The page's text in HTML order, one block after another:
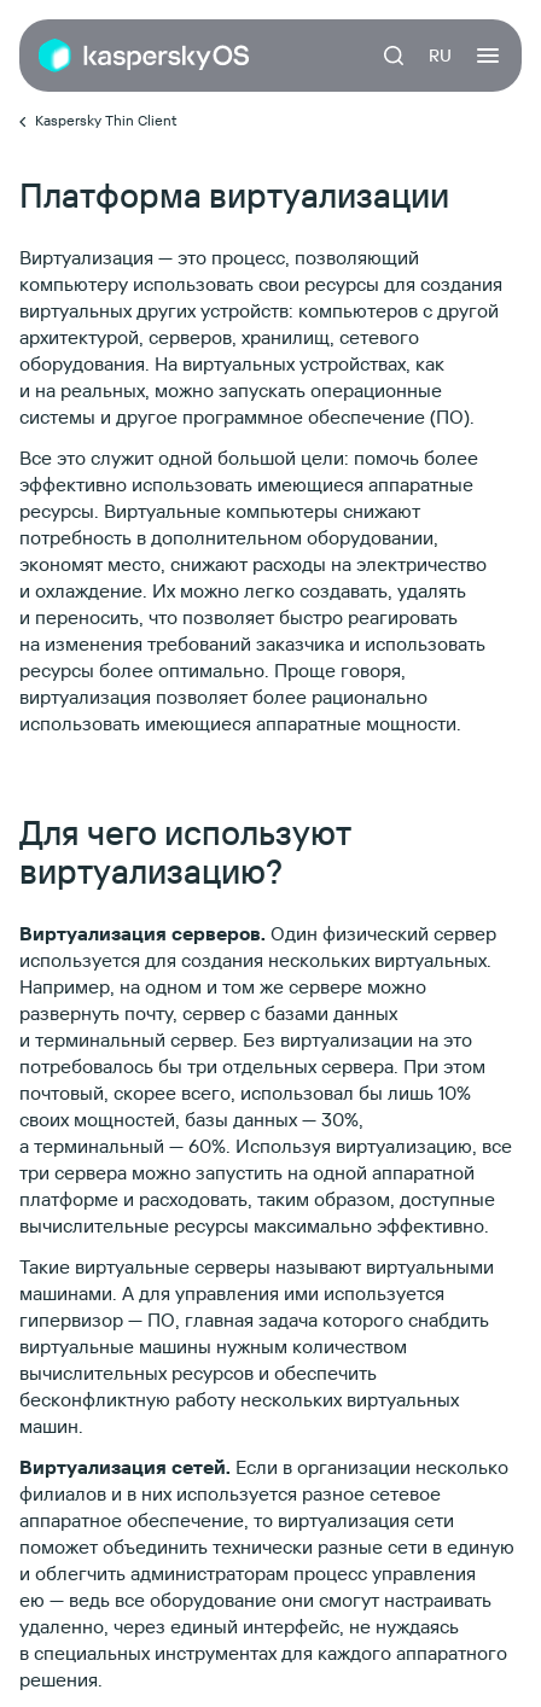
RU
Kaspersky Thin Client
Платформа виртуализации
Виртуализация — это процесс, позволяющий
компьютеру использовать свои ресурсы для создания
виртуальных других устройств: компьютеров с другой
архитектурой, серверов, хранилищ, сетевого
оборудования. На виртуальных устройствах, как
и на реальных, можно запускать операционные
системы и другое программное обеспечение (ПО).
Все это служит одной большой цели: помочь более
эффективно использовать имеющиеся аппаратные
ресурсы. Виртуальные компьютеры снижают
потребность в дополнительном оборудовании,
экономят место, снижают расходы на электричество
и охлаждение. Их можно легко создавать, удалять
и переносить, что позволяет быстро реагировать
на изменения требований заказчика и использовать
ресурсы более оптимально. Проще говоря,
виртуализация позволяет более рационально
использовать имеющиеся аппаратные мощности.
Для чего используют
виртуализацию?
Виртуализация серверов. Один физический сервер
используется для создания нескольких виртуальных.
Например, на одном и том же сервере можно
развернуть почту, сервер с базами данных
и терминальный сервер. Без виртуализации на это
потребовалось бы три отдельных сервера. При этом
почтовый, скорее всего, использовал бы лишь 10%
своих мощностей, базы данных — 30%,
а терминальный — 60%. Используя виртуализацию, все
три сервера можно запустить на одной аппаратной
платформе и расходовать, таким образом, доступные
вычислительные ресурсы максимально эффективно.
Такие виртуальные серверы называют виртуальными
машинами. А для управления ими используется
гипервизор — ПО, главная задача которого снабдить
виртуальные машины нужным количеством
вычислительных ресурсов и обеспечить
бесконфликтную работу нескольких виртуальных
машин.
Виртуализация сетей. Если в организации несколько
филиалов и в них используется разное сетевое
аппаратное обеспечение, то виртуализация сети
поможет объединить технически разные сети в единую
и облегчить администраторам процесс управления
ею — ведь все оборудование они смогут настраивать
удаленно, через единый интерфейс, не нуждаясь
в специальных инструментах для каждого аппаратного
решения.